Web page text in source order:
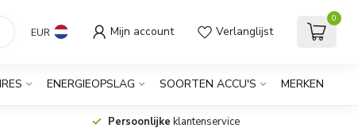
EUR Mijn account Verlanglijst
0
ENERGIEOPSLAG SOORTEN ACCU'S MERKEN
Persoonlijke klantenservice